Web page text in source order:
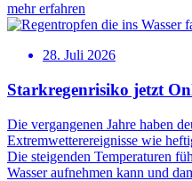
mehr erfahren
28. Juli 2026
Starkregenrisiko jetzt
Die vergangenen Jahre haben
Extremwetterereignisse wie
Die steigenden Temperaturen
Wasser aufnehmen kann und